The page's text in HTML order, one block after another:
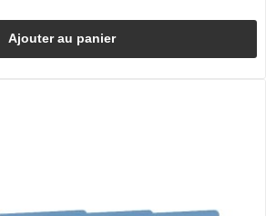
Ajouter au panier